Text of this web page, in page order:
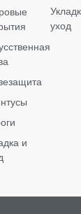
и
уход